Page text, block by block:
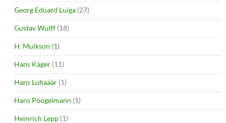
Georg Eduard Luiga (27)
Gustav Wulff (18)
H. Mulkson (1)
Hans Käger (11)
Hans Luhaäär (1)
Hans Pöögelmann (1)
Heinrich Lepp (1)